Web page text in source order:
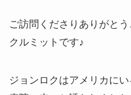
ご訪問くださりありがとう
クルミットです♪
ジョンロクはアメリカに